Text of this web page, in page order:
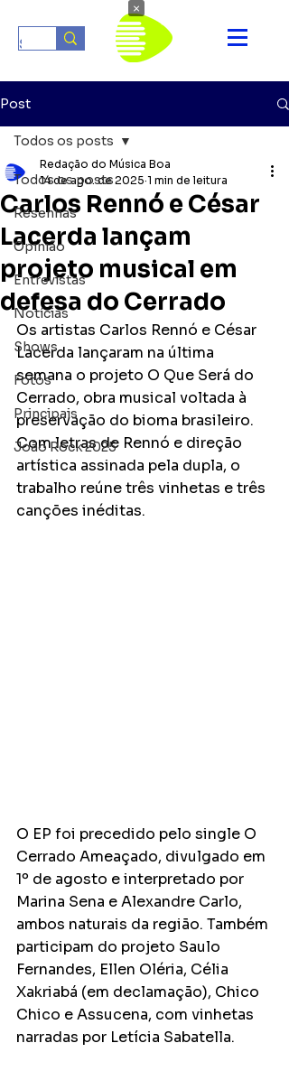
Post
Todos os posts
Resenhas
Opinião
Entrevistas
Notícias
Shows
Fotos
Principais
João Rock 2025
Todos os posts
Carlos Rennó e César
Lacerda lançam
projeto musical em
defesa do Cerrado
Redação do Música Boa
14 de ago. de 2025 1 min de leitura
Os artistas Carlos Rennó e César
Lacerda lançaram na última
semana o projeto O Que Será do
Cerrado, obra musical voltada à
preservação do bioma brasileiro.
Com letras de Rennó e direção
artística assinada pela dupla, o
trabalho reúne três vinhetas e três
canções inéditas.
O EP foi precedido pelo single O
Cerrado Ameaçado, divulgado em
1º de agosto e interpretado por
Marina Sena e Alexandre Carlo,
ambos naturais da região. Também
participam do projeto Saulo
Fernandes, Ellen Oléria, Célia
Xakriabá (em declamação), Chico
Chico e Assucena, com vinhetas
narradas por Letícia Sabatella.
×